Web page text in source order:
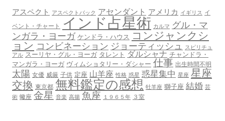
アスペクト アスペクトバック アセンダント アメリカ イギリス イ
ベント・チャート インド占星術 カルマ グル・マ
ンガラ・ヨーガ ケンドラ・ハウス コンジャンクシ
ョン コンビネーション ジョーティッシュ スピリチュ
アル スーリヤ・グル・ヨーガ タレント ダルシャナ チャンドラ・
マンガラ・ヨーガ ヴィムショタリー・ダシャー 仕事 出生時間不明
太陽 女優 威厳 子供 定座 山羊座 性格 惑星 惑星集中 星座 星座
交換 東京都 無料鑑定の感想 牡羊座 獅子座 結婚 芸
術 蠍座 金星 音楽 高揚 魚座 １９６５年 ３室